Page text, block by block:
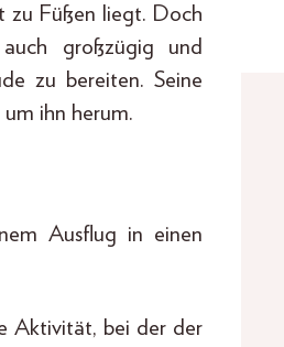
zu Füßen liegt. Doch
großzügig und
zu bereiten. Seine
ihn herum.
Ausflug in einen
Aktivität, bei der der